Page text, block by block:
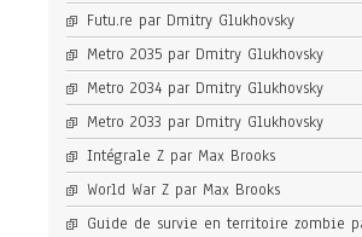
Futu.re par Dmitry Glukhovsky
Metro 2035 par Dmitry Glukhovsky
Metro 2034 par Dmitry Glukhovsky
Metro 2033 par Dmitry Glukhovsky
Intégrale Z par Max Brooks
World War Z par Max Brooks
Guide de survie en territoire zombie